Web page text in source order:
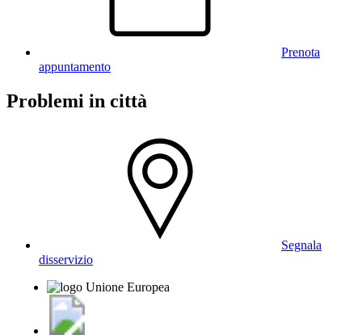
Prenota
appuntamento
Problemi in città
Segnala
disservizio